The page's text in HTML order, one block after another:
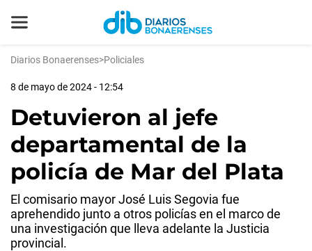
Diarios Bonaerenses>Policiales
8 de mayo de 2024 - 12:54
Detuvieron al jefe
departamental de la
policía de Mar del Plata
El comisario mayor José Luis Segovia fue
aprehendido junto a otros policías en el marco de
una investigación que lleva adelante la Justicia
provincial.